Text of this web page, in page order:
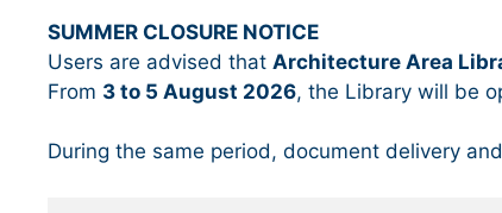
SUMMER CLOSURE NOTICE
Users are advised that Architecture Area
From 3 to 5 August 2026, the Library will be
During the same period, document delivery